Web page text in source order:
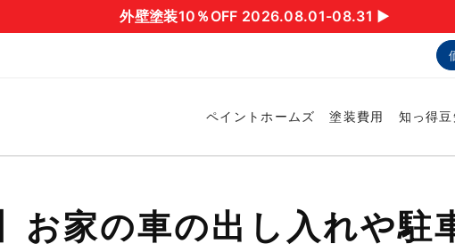
外壁塗装10％OFF 2026.08.01-08.31 ▶︎
ペイントホームズ 塗装費用 知っ得
お家の車の出し入れや駐